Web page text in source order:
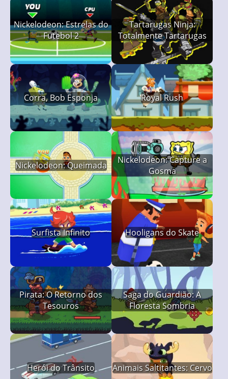
Nickelodeon: Estrelas do
Futebol 2
Tartarugas Ninja:
Totalmente Tartarugas
Corra, Bob Esponja Royal Rush
Nickelodeon: Queimada
Nickelodeon: Capture a
Gosma
Surfista Infinito Hooligans do Skate
Pirata: O Retorno dos
Tesouros
Saga do Guardião: A
Floresta Sombria
Herói do Trânsito Animais Saltitantes: Cervo